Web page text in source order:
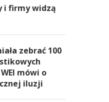
i firmy widzą
zebrać 100
mówi o
iluzji